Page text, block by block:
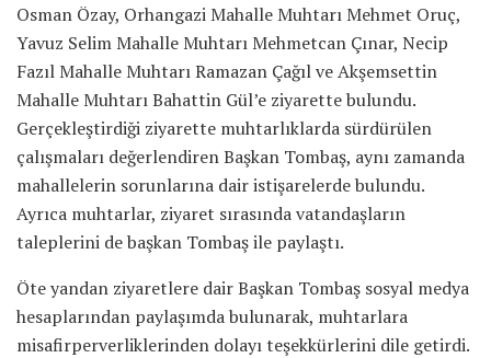
Osman Özay, Orhangazi Mahalle Muhtarı Mehmet Oruç,
Yavuz Selim Mahalle Muhtarı Mehmetcan Çınar, Necip
Fazıl Mahalle Muhtarı Ramazan Çağıl ve Akşemsettin
Mahalle Muhtarı Bahattin Gül’e ziyarette bulundu.
Gerçekleştirdiği ziyarette muhtarlıklarda sürdürülen
çalışmaları değerlendiren Başkan Tombaş, aynı zamanda
mahallelerin sorunlarına dair istişarelerde bulundu.
Ayrıca muhtarlar, ziyaret sırasında vatandaşların
taleplerini de başkan Tombaş ile paylaştı.
Öte yandan ziyaretlere dair Başkan Tombaş sosyal medya
hesaplarından paylaşımda bulunarak, muhtarlara
misafirperverliklerinden dolayı teşekkürlerini dile getirdi.